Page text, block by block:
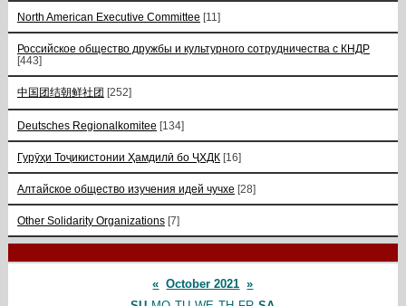
North American Executive Committee [11]
Российское общество дружбы и культурного сотрудничества с КНДР
[443]
中国团结朝鲜社团 [252]
Deutsches Regionalkomitee [134]
Гурӯҳи Тоҷикистонии Ҳамдилӣ бо ҶХДК [16]
Алтайское общество изучения идей чучхе [28]
Other Solidarity Organizations [7]
« October 2021 »